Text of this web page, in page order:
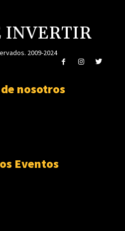
INVERTIR
2009-2024
nosotros
Eventos